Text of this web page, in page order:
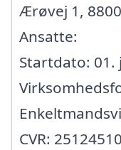
Ærøvej 1,
Ansatte:
Startdato: 01.
CVR: 25124510